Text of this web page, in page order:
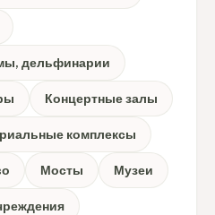
дельфинарии
Концертные залы
комплексы
Мосты Музеи